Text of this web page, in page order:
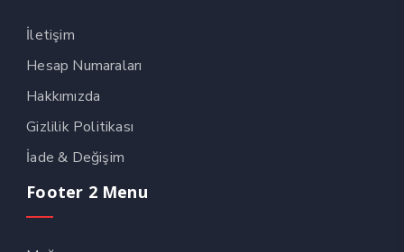
İletişim
Hesap Numaraları
Hakkımızda
Gizlilik Politikası
İade & Değişim
Footer 2 Menu